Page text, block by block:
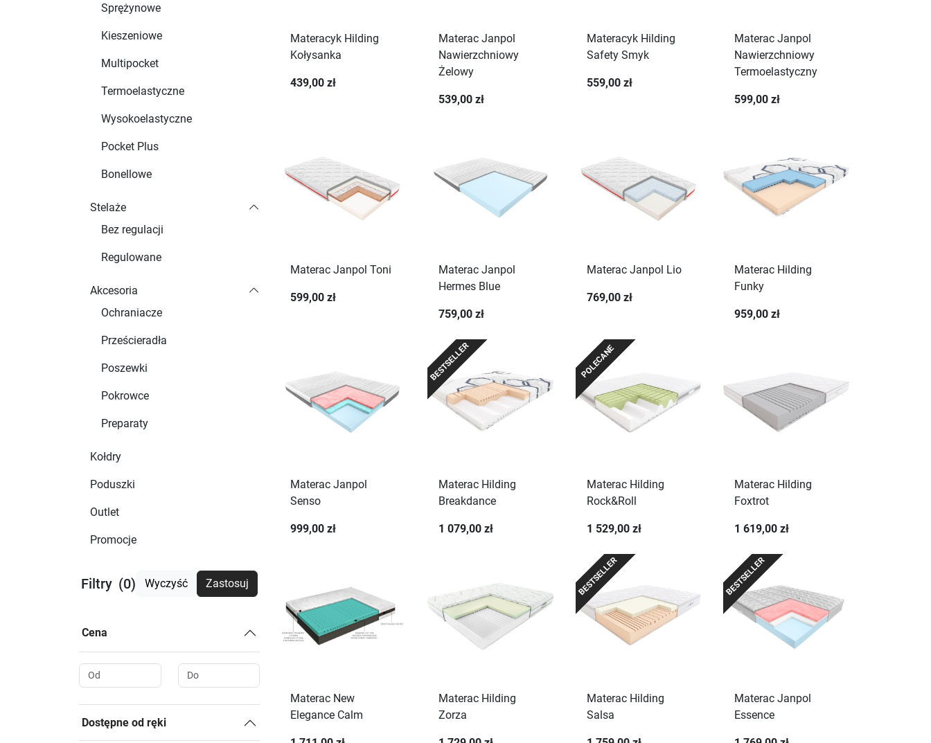
Sprężynowe
Kieszeniowe
Multipocket
Termoelastyczne
Wysokoelastyczne
Pocket Plus
Bonellowe
Stelaże
Bez regulacji
Regulowane
Akcesoria
Ochraniacze
Prześcieradła
Poszewki
Pokrowce
Preparaty
Kołdry
Poduszki
Outlet
Promocje
Filtry (0) Wyczyść Zastosuj
Cena
Dostępne od ręki
Materacyk Hilding
Kołysanka
439,00 zł
Materac Janpol
Nawierzchniowy
Żelowy
539,00 zł
Materacyk Hilding
Safety Smyk
559,00 zł
Materac Janpol
Nawierzchniowy
Termoelastyczny
599,00 zł
Materac Janpol Toni
599,00 zł
Materac Janpol
Hermes Blue
759,00 zł
Materac Janpol Lio
769,00 zł
Materac Hilding
Funky
959,00 zł
Materac Janpol
Senso
999,00 zł
BESTSELLER
Materac Hilding
Breakdance
1 079,00 zł
POLECANE
Materac Hilding
Rock&Roll
1 529,00 zł
Materac Hilding
Foxtrot
1 619,00 zł
Materac New
Elegance Calm
Materac Hilding
Zorza
BESTSELLER
Materac Hilding
Salsa
BESTSELLER
Materac Janpol
Essence